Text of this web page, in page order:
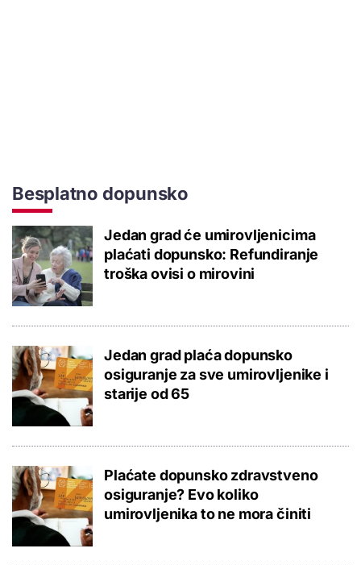
Besplatno dopunsko
Jedan grad će umirovljenicima
plaćati dopunsko: Refundiranje
troška ovisi o mirovini
Jedan grad plaća dopunsko
osiguranje za sve umirovljenike i
starije od 65
Plaćate dopunsko zdravstveno
osiguranje? Evo koliko
umirovljenika to ne mora činiti